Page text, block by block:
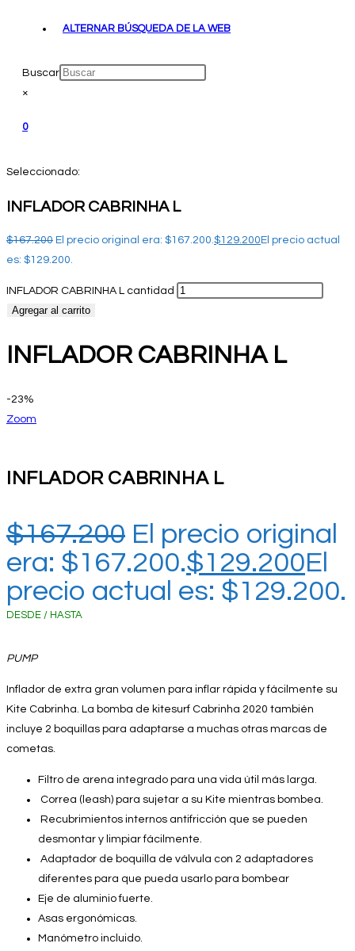
ALTERNAR BÚSQUEDA DE LA WEB
Buscar
×
0
Seleccionado:
INFLADOR CABRINHA L
$167.200 El precio original era: $167.200.$129.200 El precio actual
es: $129.200.
INFLADOR CABRINHA L cantidad
Agregar al carrito
INFLADOR CABRINHA L
-23%
Zoom
INFLADOR CABRINHA L
$167.200 El precio original
era: $167.200.$129.200El
precio actual es: $129.200.
DESDE / HASTA
PUMP
Inflador de extra gran volumen para inflar rápida y fácilmente su
Kite Cabrinha. La bomba de kitesurf Cabrinha 2020 también
incluye 2 boquillas para adaptarse a muchas otras marcas de
cometas.
Filtro de arena integrado para una vida útil más larga.
Correa (leash) para sujetar a su Kite mientras bombea.
Recubrimientos internos antifricción que se pueden
desmontar y limpiar fácilmente.
Adaptador de boquilla de válvula con 2 adaptadores
diferentes para que pueda usarlo para bombear
Eje de aluminio fuerte.
Asas ergonómicas.
Manómetro incluido.